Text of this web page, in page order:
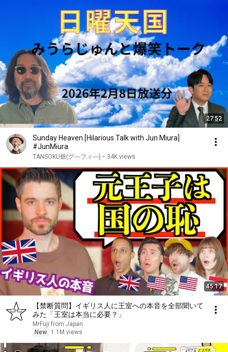
27:52
Sunday Heaven [Hilarious Talk with Jun Miura]
#JunMiura
TANSOKU爺(グ―フィ―) • 34K views
45:17
【禁断質問】イギリス人に王室への本音を全部聞いて
みた「王室は本当に必要？」
MrFuji from Japan
New
1.1M views